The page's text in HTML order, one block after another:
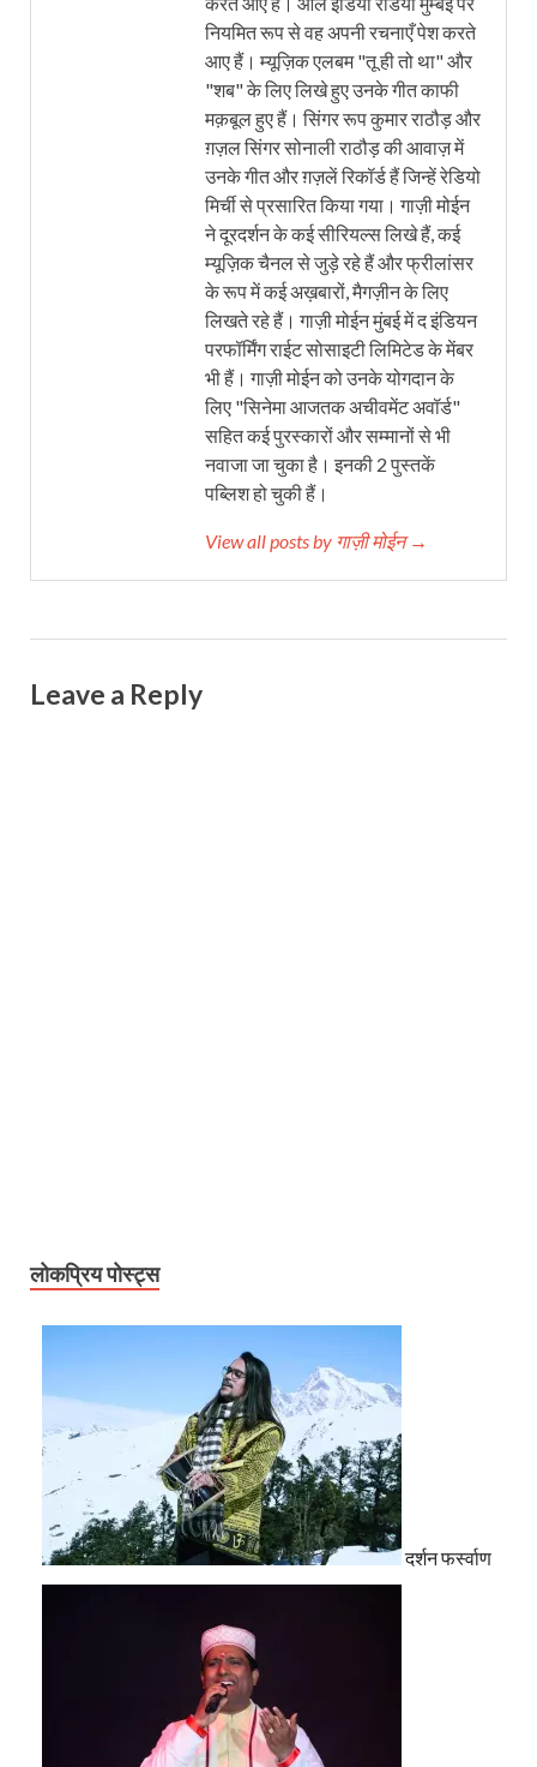
नियमित रूप से वह अपनी रचनाएँ पेश करते
आए हैं। म्यूज़िक एलबम "तू ही तो था" और
"शब" के लिए लिखे हुए उनके गीत काफी
मक़बूल हुए हैं। सिंगर रूप कुमार राठौड़ और
ग़ज़ल सिंगर सोनाली राठौड़ की आवाज़ में
उनके गीत और ग़ज़लें रिकॉर्ड हैं जिन्हें रेडियो
मिर्ची से प्रसारित किया गया। गाज़ी मोईन
ने दूरदर्शन के कई सीरियल्स लिखे हैं, कई
म्यूज़िक चैनल से जुड़े रहे हैं और फ्रीलांसर
के रूप में कई अख़बारों, मैगज़ीन के लिए
लिखते रहे हैं। गाज़ी मोईन मुंबई में द इंडियन
परफॉर्मिंग राईट सोसाइटी लिमिटेड के मेंबर
भी हैं। गाज़ी मोईन को उनके योगदान के
लिए "सिनेमा आजतक अचीवमेंट अवॉर्ड"
सहित कई पुरस्कारों और सम्मानों से भी
नवाजा जा चुका है। इनकी 2 पुस्तकें
पब्लिश हो चुकी हैं।
View all posts by गाज़ी मोईन →
Leave a Reply
लोकप्रिय पोस्ट्स
दर्शन फर्स्वाण